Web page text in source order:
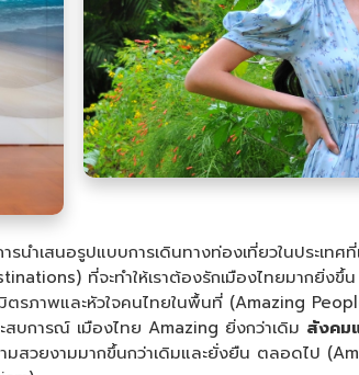
รนำเสนอรูปแบบการเดินทางท่องเที่ยวในประเ
ที่จะทำให้เราต้องรักเมืองไทยมากยิ่ง
ตรภาพและหัวใจคนไทยในพื้นที่ (Amazing
บการณ์ เมืองไทย Amazing ยิ่งกว่าเดิม สังคม
สวยงามมากขึ้นกว่าเดิมและยั่งยืน ตลอดไป